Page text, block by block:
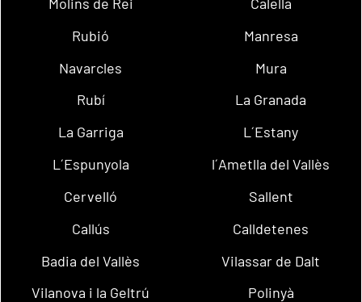
Rubió
Manresa
Navarcles
Mura
Rubí
La Granada
La Garriga
L´Estany
L´Espunyola
l´Ametlla del Vallès
Cervelló
Sallent
Callús
Calldetenes
Badia del Vallès
Vilassar de Dalt
Vilanova i la Geltrú
Polinyà